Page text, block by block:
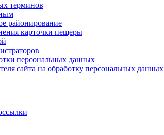
терминов
районирование
карточки пещеры
персональных данных
сайта на обработку персональных данных